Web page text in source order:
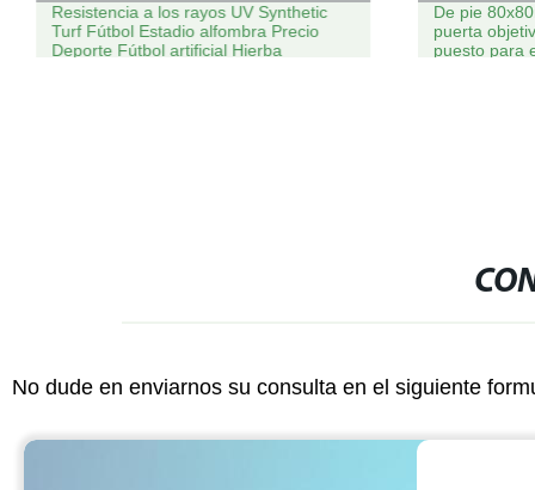
Resistencia a los rayos UV Synthetic
Turf Fútbol Estadio alfombra Precio
Deporte Fútbol artificial Hierba
De pie
puerta
puesto para
No dude en enviarnos su consulta en el siguiente